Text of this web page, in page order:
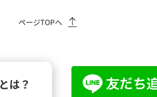
ページTOPへ
とは？